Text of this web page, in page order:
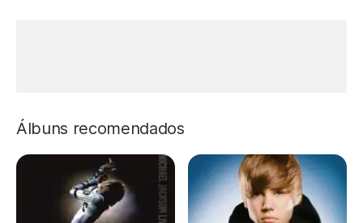
Álbuns recomendados